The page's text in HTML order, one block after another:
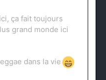
ça fait toujours
grand monde ici
dans la vie